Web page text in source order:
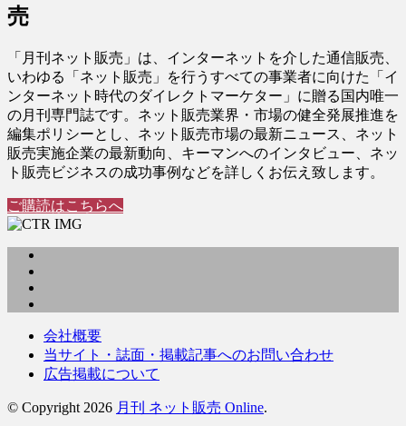
売
「月刊ネット販売」は、インターネットを介した通信販売、
いわゆる「ネット販売」を行うすべての事業者に向けた「イ
ンターネット時代のダイレクトマーケター」に贈る国内唯一
の月刊専門誌です。ネット販売業界・市場の健全発展推進を
編集ポリシーとし、ネット販売市場の最新ニュース、ネット
販売実施企業の最新動向、キーマンへのインタビュー、ネッ
ト販売ビジネスの成功事例などを詳しくお伝え致します。
ご購読はこちらへ
会社概要
当サイト・誌面・掲載記事へのお問い合わせ
広告掲載について
© Copyright 2026 月刊 ネット販売 Online.